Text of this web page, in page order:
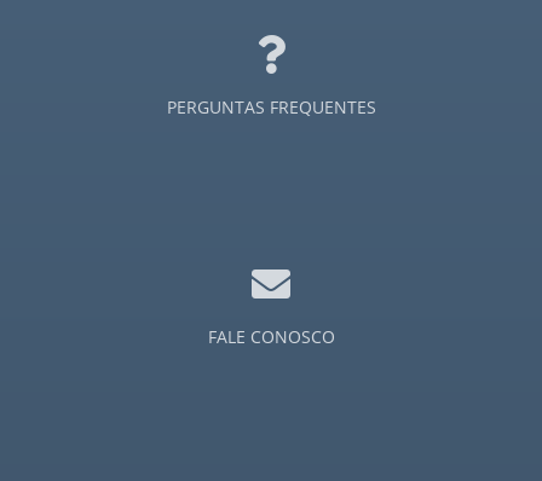
Jornal a Nova Era - 1959
Jornal a Nova Era - 1960
Jornal a Nova Era - 1963
Jornal a Nova Era - 1968
PERGUNTAS FREQUENTES
FALE CONOSCO